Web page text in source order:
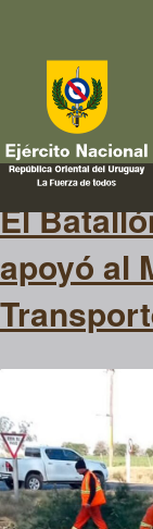
El
apoyó al